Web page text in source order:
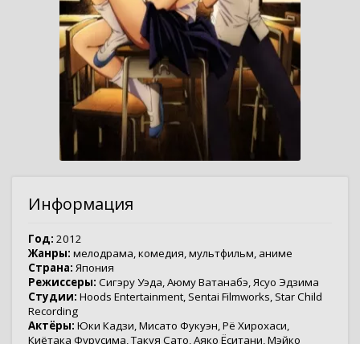
Информация
Год: 2012
Жанры: мелодрама,комедия,мультфильм, аниме
Страна: Япония
Режиссеры: Сигэру Уэда,Аюму Ватанабэ,Ясуо Эдзима
Студии: Hoods Entertainment,Sentai Filmworks,Star Child
Recording
Актёры: Юки Кадзи,Мисато Фукуэн,Рё Хирохаси,
Киётака Фурусима,Такуя Сато,Аяко Ёситани,Мэйко